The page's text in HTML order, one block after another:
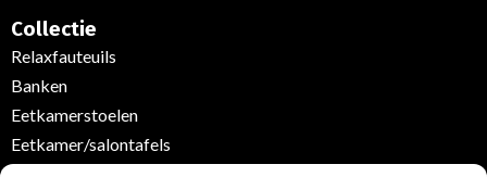
Collectie
Relaxfauteuils
Banken
Eetkamerstoelen
Eetkamer/salontafels